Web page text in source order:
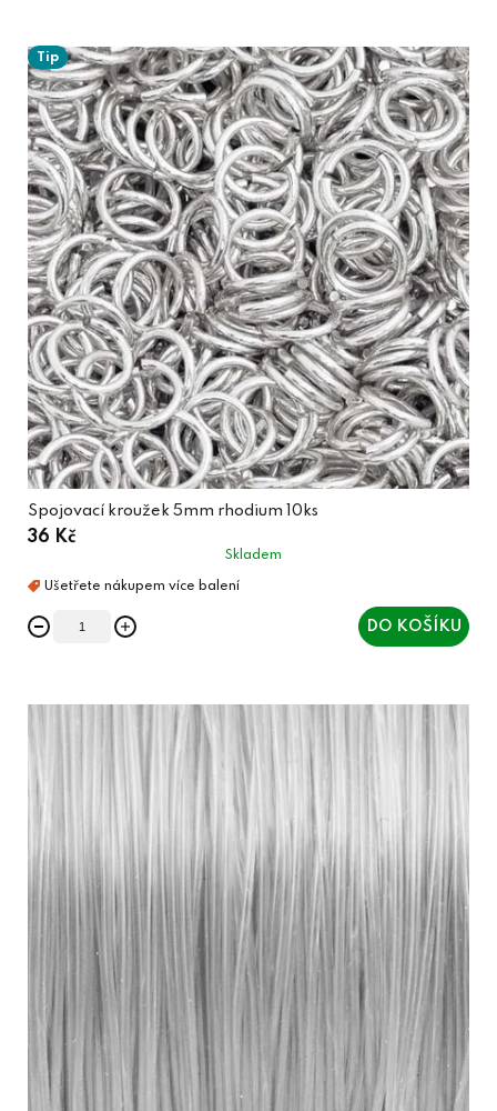
Tip
Spojovací kroužek 5mm rhodium 10ks
36 Kč
Skladem
DO KOŠÍKU